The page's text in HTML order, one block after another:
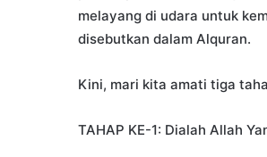
melayang di udara untuk
disebutkan dalam Alquran.
Kini, mari kita amati tiga
TAHAP KE-1: Dialah Allah